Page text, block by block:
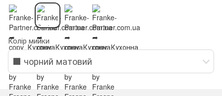
Колір мийки
⬛ чорний матовий